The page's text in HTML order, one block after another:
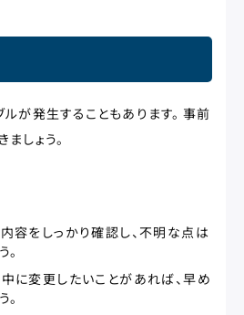
ルが発生することもあります。 事前
しょう。
容をしっかり確認し、不明な点は
中に変更したいことがあれば、早め